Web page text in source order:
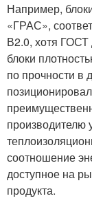
Например,
«ГРАС»,
В2.0, хотя ГОСТ
блоки
по прочности в
производителю
соотношение
доступное на
продукта.